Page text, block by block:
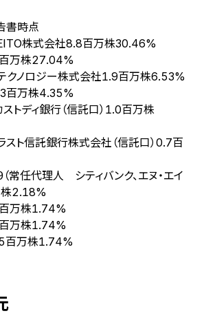
書時点
株式会社8.8百万株30.46%
万株27.04%
クノロジー株式会社1.9百万株6.53%
百万株4.35%
トディ銀行（信託口） 1.0百万株
スト信託銀行株式会社（信託口） 0.7百
常任代理人 シティバンク、エヌ・エイ
2.18%
万株1.74%
万株1.74%
百万株1.74%